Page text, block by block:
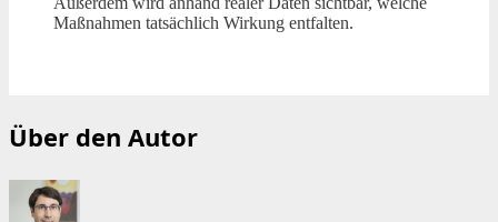
Maßnahmen tatsächlich Wirkung entfalten.
Über den Autor